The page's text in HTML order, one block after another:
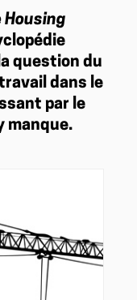
Housing
question du
dans le
par le
manque.